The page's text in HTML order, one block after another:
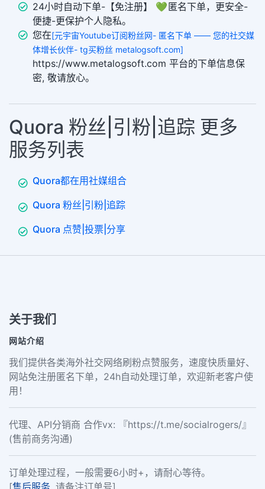
24小时自动下单-【免注册】 💚 匿名下单，更安全-
便捷-更保护个人隐私。
您在[元宇宙Youtube订阅粉丝网- 匿名下单 —— 您的社交媒
体增长伙伴- tg买粉丝 metalogsoft.com]
https://www.metalogsoft.com 平台的下单信息保
密, 敬请放心。
Quora 粉丝|引粉|追踪 更多
服务列表
Quora都在用社媒组合
Quora 粉丝|引粉|追踪
Quora 点赞|投票|分享
关于我们
网站介绍
我们提供各类海外社交网络刷粉点赞服务，速度快质量好、
网站免注册匿名下单，24h自动处理订单，欢迎新老客户使
用！
代理、API分销商 合作vx: 『https://t.me/socialrogers/』
(售前商务沟通)
订单处理过程，一般需要6小时+，请耐心等待。